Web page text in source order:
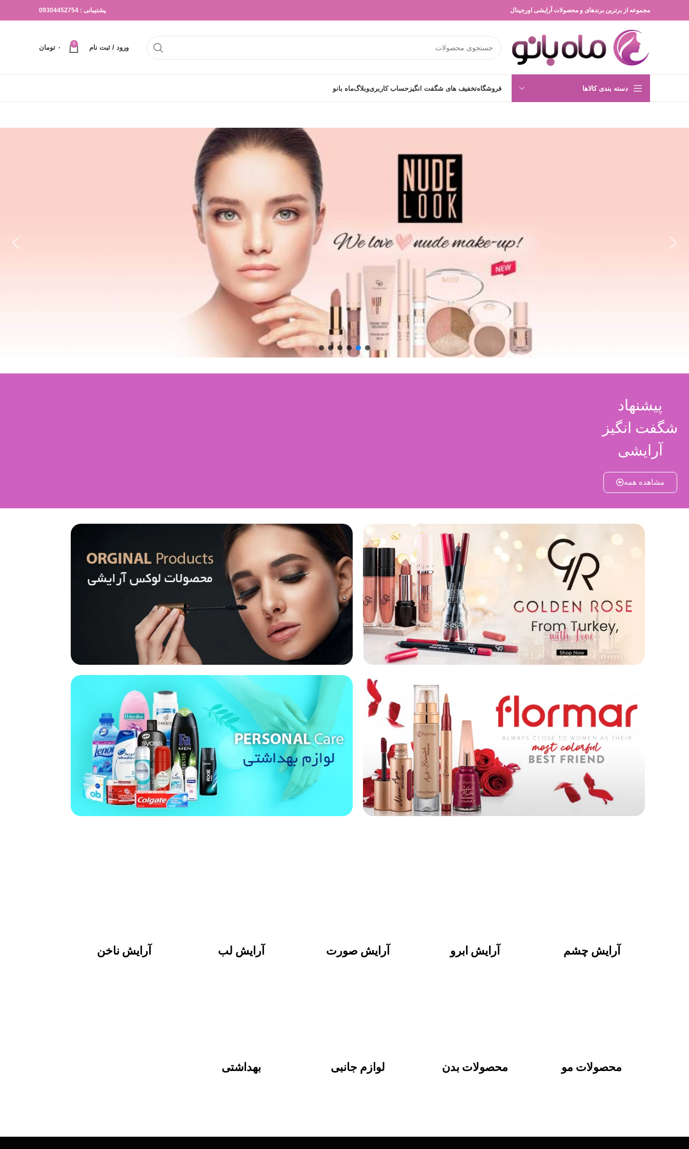
مجموعه از برترین برندهای و محصولات آرایشی اورجینال پشتیبانی : 09304452754
ورود / ثبت نام
0
۰ تومان
دسته بندی کالاها فروشگاهتخفیف های شگفت انگیز حساب کاربریوبلاگماه بانو
پیشنهاد
شگفت انگیز
آرایشی
مشاهده همه
آرایش چشم
محصولات مو
آرایش ابرو
محصولات بدن
آرایش صورت
لوازم جانبی
آرایش لب
بهداشتی
آرایش ناخن